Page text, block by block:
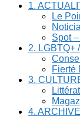
1.
Le
Spot
2. LGBTQ+
Fierté
3.
4.